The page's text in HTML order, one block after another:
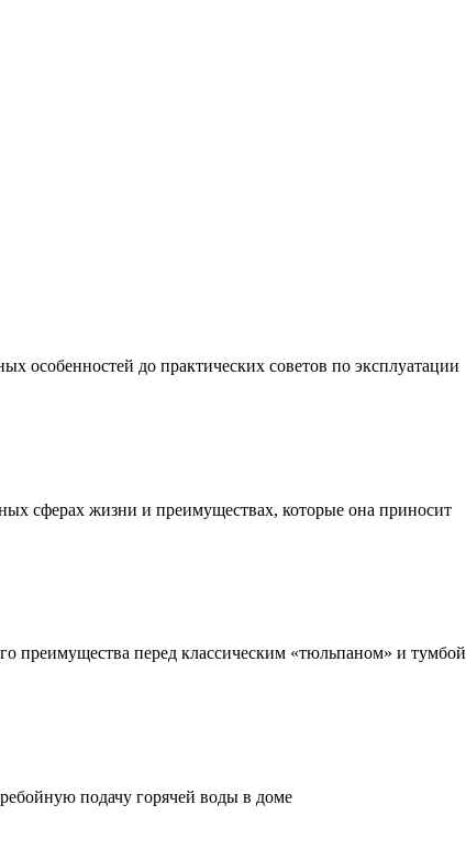
особенностей до практических советов по эксплуатации
сферах жизни и преимуществах, которые она приносит
преимущества перед классическим «тюльпаном» и тумбой
подачу горячей воды в доме